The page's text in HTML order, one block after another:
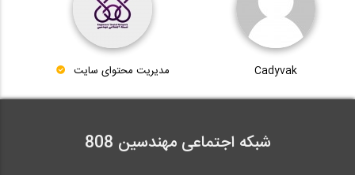
Cadyvak مدیریت محتوای سایت
شبکه اجتماعی مهندسین 808